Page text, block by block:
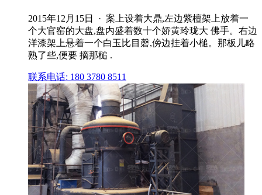
2015年12月15日 · 案上设着大鼎,左边紫檀架上放着一
个大官窑的大盘,盘内盛着数十个娇黄玲珑大 佛手。右边
洋漆架上悬着一个白玉比目磬,傍边挂着小槌。那板儿略
熟了些,便要 摘那槌 .
联系电话: 180 3780 8511